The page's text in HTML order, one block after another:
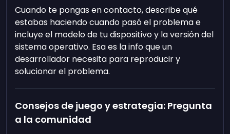
Cuando te pongas en contacto, describe qué
estabas haciendo cuando pasó el problema e
incluye el modelo de tu dispositivo y la versión del
sistema operativo. Esa es la info que un
desarrollador necesita para reproducir y
solucionar el problema.
Consejos de juego y estrategia: Pregunta
a la comunidad